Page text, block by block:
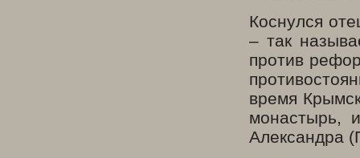
Коснулся
– так
против
время
монастырь,
Александра